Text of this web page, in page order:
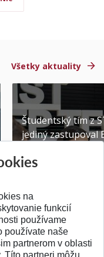
Všetky aktuality
Študentský tím z
jediný zastupoval
Publikované
na
funkcií
používame
používate naše
partnerom v oblasti
Títo partneri môžu